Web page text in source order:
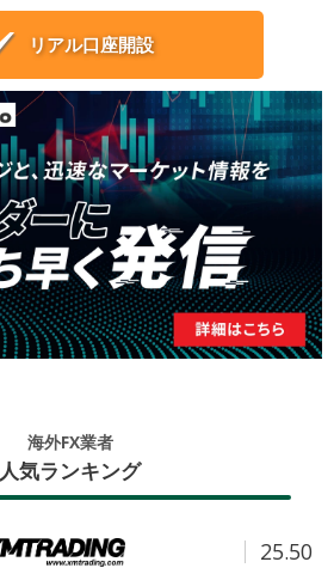
リアル口座開設
海外FX業者
人気ランキング
25.50